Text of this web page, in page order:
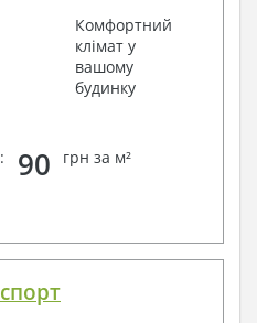
Комфортний
клімат у
вашому
будинку
90 грн за м²